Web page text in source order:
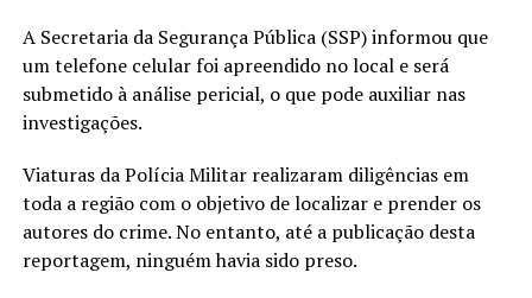
A Secretaria da Segurança Pública (SSP) informou que
um telefone celular foi apreendido no local e será
submetido à análise pericial, o que pode auxiliar nas
investigações.
Viaturas da Polícia Militar realizaram diligências em
toda a região com o objetivo de localizar e prender os
autores do crime. No entanto, até a publicação desta
reportagem, ninguém havia sido preso.